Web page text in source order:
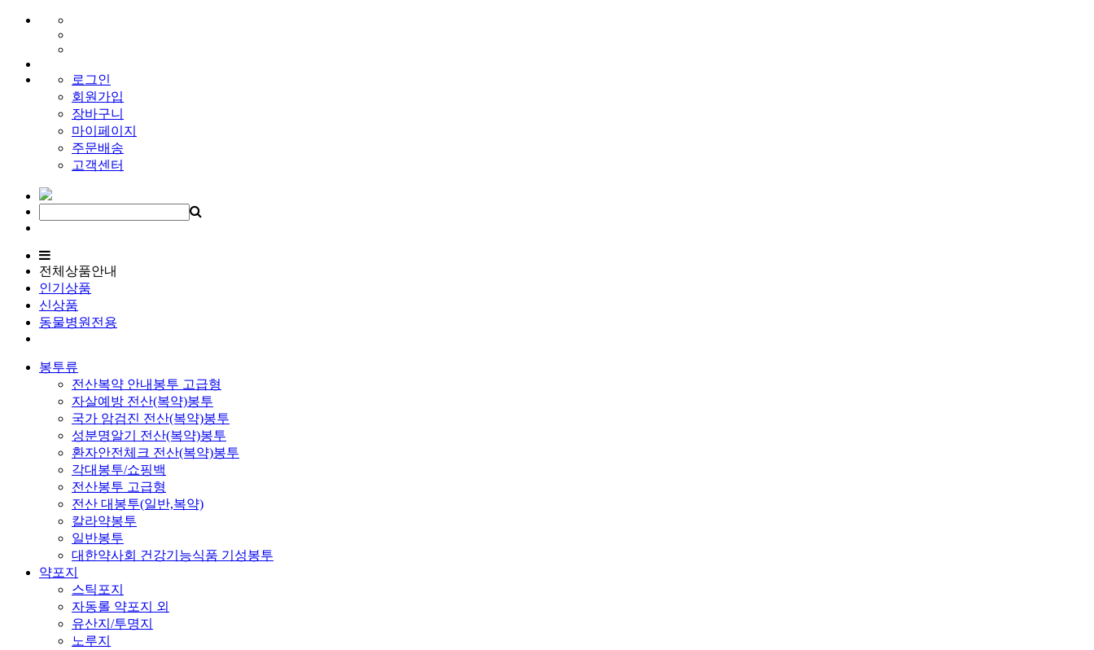
로그인
회원가입
장바구니
마이페이지
주문배송
고객센터
전체상품안내
인기상품
신상품
동물병원전용
봉투류
전산복약 안내봉투 고급형
자살예방 전산(복약)봉투
국가 암검진 전산(복약)봉투
성분명알기 전산(복약)봉투
환자안전체크 전산(복약)봉투
각대봉투/쇼핑백
전산봉투 고급형
전산 대봉투(일반,복약)
칼라약봉투
일반봉투
대한약사회 건강기능식품 기성봉투
약포지
스틱포지
자동롤 약포지 외
유산지/투명지
노루지